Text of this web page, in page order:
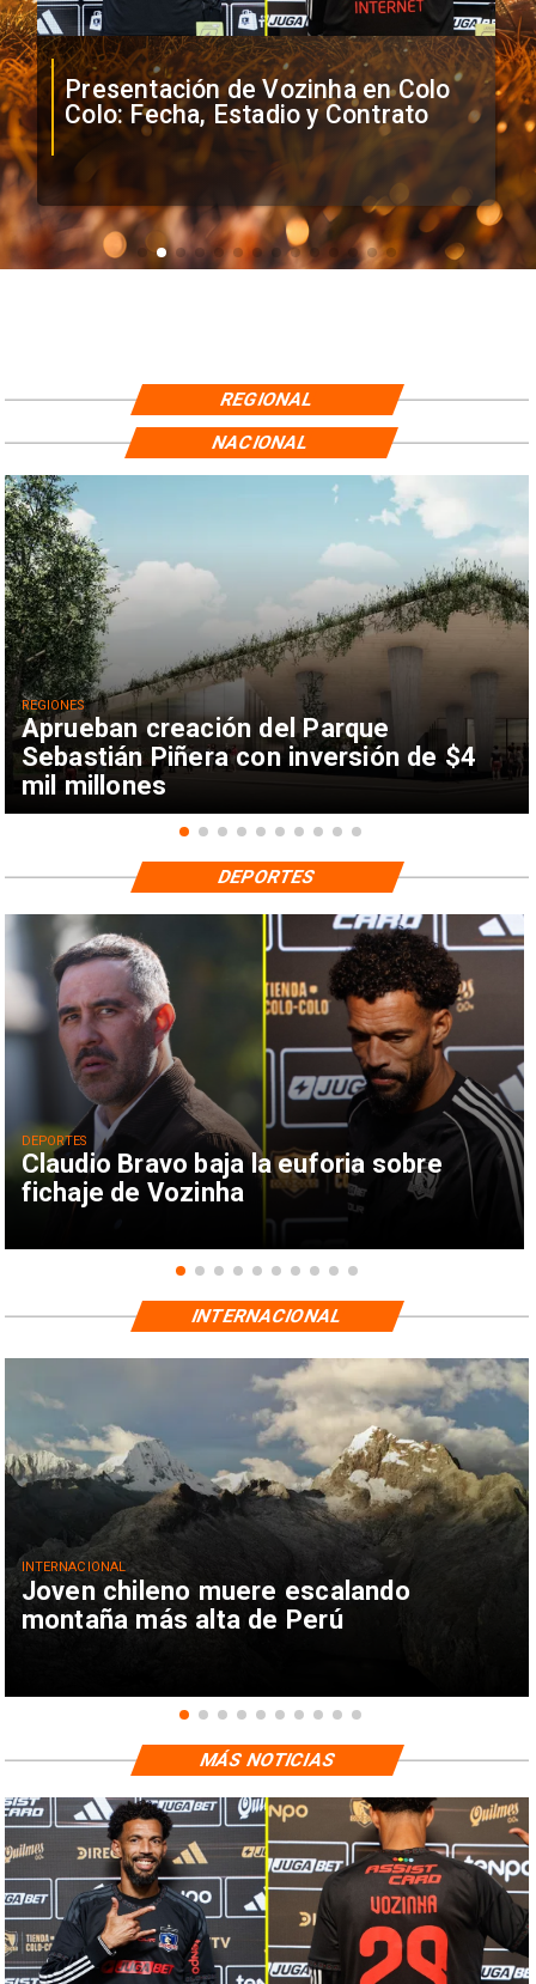
Presentación de Vozinha en Colo
Colo: Fecha, Estadio y Contrato
REGIONAL
Aprueban creación del Parque
Sebastián Piñera con inversión de $4
mil millones
REGIONES
NACIONAL
Claudio Bravo baja la euforia sobre
fichaje de Vozinha
DEPORTES
DEPORTES
Joven chileno muere escalando
montaña más alta de Perú
INTERNACIONAL
INTERNACIONAL
MÁS NOTICIAS